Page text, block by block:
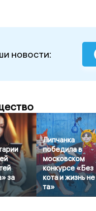
новости:
за
Липчанка
победила в
московском
конкурсе «Без
кота и жизнь не
та»